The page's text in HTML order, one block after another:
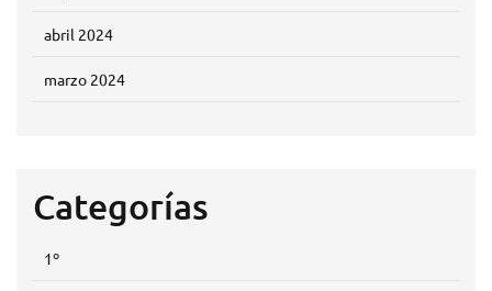
abril 2024
marzo 2024
Categorías
1º